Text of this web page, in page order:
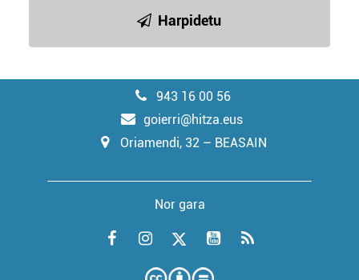
Harpidetu
943 16 00 56
goierri@hitza.eus
Oriamendi, 32 – BEASAIN
Nor gara